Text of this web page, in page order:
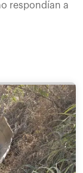
respondían a